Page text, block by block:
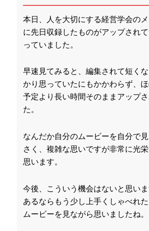
本日、人を大切にする経営学会の
に先日収録したものがアップされ
っていました。
早速見てみると、編集されて短く
かり思っていたにもかかわらず、
予定より長い時間そのままアップ
た。
なんだか自分のムービーを自分で見
さく、複雑な思いですが非常に光
思います。
今後、こういう機会はないと思い
あるならもう少し上手くしゃべれ
ムービーを見ながら思いましたね。